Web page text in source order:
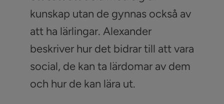
kunskap utan de gynnas också av
att ha lärlingar. Alexander
beskriver hur det bidrar till att vara
social, de kan ta lärdomar av dem
och hur de kan lära ut.